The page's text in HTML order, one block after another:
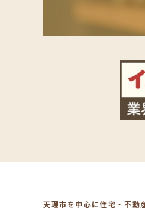
天理市を中心に住宅・不動